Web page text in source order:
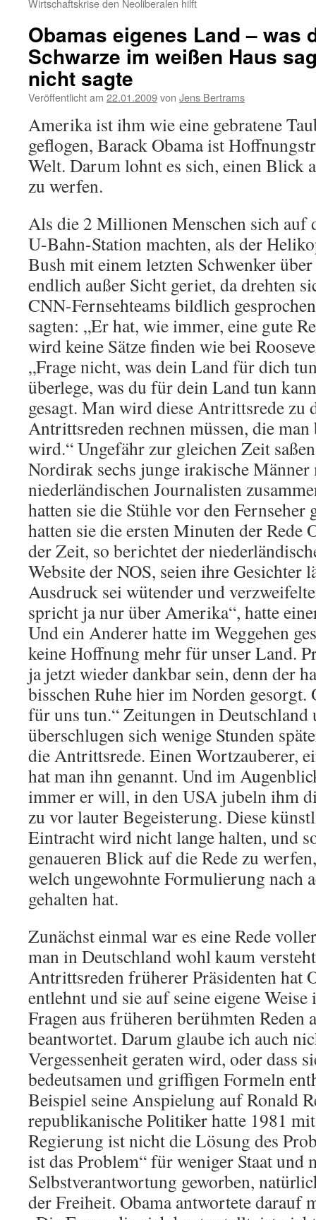
Wirtschaftskrise den Neoliberalen hilft
Obamas eigenes Land – was
Schwarze im weißen Haus
nicht sagte
Veröffentlicht am 22.01.2009von Jens Bertrams
Amerika ist ihm wie eine gebratene
geflogen, Barack Obama ist
Welt. Darum lohnt es sich, einen Blick
zu werfen.
Als die 2 Millionen Menschen sich auf
U-Bahn-Station machten, als der
Bush mit einem letzten Schwenker
endlich außer Sicht geriet, da drehten
CNN-Fernsehteams bildlich
sagten: „Er hat, wie immer, eine gute
wird keine Sätze finden wie bei
„Frage nicht, was dein Land für dich
überlege, was du für dein Land tun
gesagt. Man wird diese Antrittsrede zu
Antrittsreden rechnen müssen, die man
wird.“ Ungefähr zur gleichen Zeit
Nordirak sechs junge irakische
niederländischen Journalisten
hatten sie die Stühle vor den Fernseher
hatten sie die ersten Minuten der Rede
der Zeit, so berichtet der
Website der NOS, seien ihre Gesichter
Ausdruck sei wütender und
spricht ja nur über Amerika“, hatte
Und ein Anderer hatte im Weggehen
keine Hoffnung mehr für unser Land.
ja jetzt wieder dankbar sein, denn der
bisschen Ruhe hier im Norden
für uns tun.“ Zeitungen in Deutschland
überschlugen sich wenige Stunden
die Antrittsrede. Einen Wortzauberer,
hat man ihn genannt. Und im
immer er will, in den USA jubeln ihm
zu vor lauter Begeisterung. Diese
Eintracht wird nicht lange halten, und
genaueren Blick auf die Rede zu
welch ungewohnte Formulierung nach
gehalten hat.
Zunächst einmal war es eine Rede
man in Deutschland wohl kaum
Antrittsreden früherer Präsidenten hat
entlehnt und sie auf seine eigene
Fragen aus früheren berühmten Reden
beantwortet. Darum glaube ich auch
Vergessenheit geraten wird, oder dass
bedeutsamen und griffigen Formeln
Beispiel seine Anspielung auf Ronald
republikanische Politiker hatte 1981
Regierung ist nicht die Lösung des
ist das Problem“ für weniger Staat und
Selbstverantwortung geworben,
der Freiheit. Obama antwortete darauf